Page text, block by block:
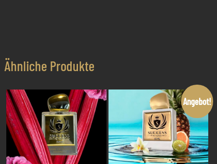
Ähnliche Produkte
Angebot!